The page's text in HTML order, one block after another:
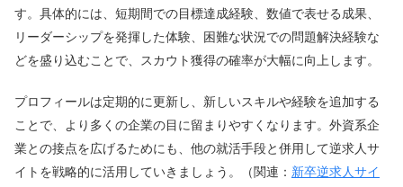
す。具体的には、短期間での目標達成経験、数値で表せる成果、
リーダーシップを発揮した体験、困難な状況での問題解決経験な
どを盛り込むことで、スカウト獲得の確率が大幅に向上します。
プロフィールは定期的に更新し、新しいスキルや経験を追加する
ことで、より多くの企業の目に留まりやすくなります。外資系企
業との接点を広げるためにも、他の就活手段と併用して逆求人サ
イトを戦略的に活用していきましょう。（関連： 新卒逆求人サイ